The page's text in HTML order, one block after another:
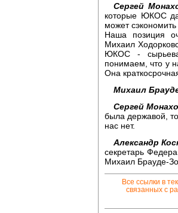
Сергей
которые ЮКОС
может
Наша позиция
Михаил
ЮКОС -
понимаем, что у
Она
Михаил
Сергей
была державой,
нас нет.
Александр
секретарь
Михаил Брауде-
Все ссылки в
связанных с